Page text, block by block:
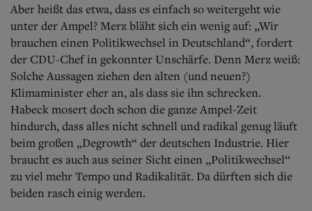
Aber heißt das etwa, dass es einfach so weitergeht wie
unter der Ampel? Merz bläht sich ein wenig auf: „Wir
brauchen einen Politikwechsel in Deutschland“, fordert
der CDU-Chef in gekonnter Unschärfe. Denn Merz weiß:
Solche Aussagen ziehen den alten (und neuen?)
Klimaminister eher an, als dass sie ihn schrecken.
Habeck mosert doch schon die ganze Ampel-Zeit
hindurch, dass alles nicht schnell und radikal genug läuft
beim großen „Degrowth“ der deutschen Industrie. Hier
braucht es auch aus seiner Sicht einen „Politikwechsel“
zu viel mehr Tempo und Radikalität. Da dürften sich die
beiden rasch einig werden.